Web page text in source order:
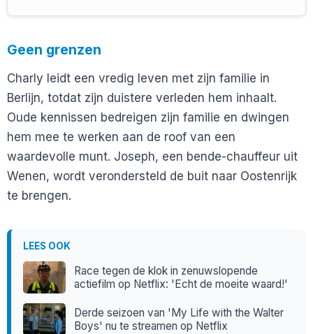
Geen grenzen
Charly leidt een vredig leven met zijn familie in
Berlijn, totdat zijn duistere verleden hem inhaalt.
Oude kennissen bedreigen zijn familie en dwingen
hem mee te werken aan de roof van een
waardevolle munt. Joseph, een bende-chauffeur uit
Wenen, wordt verondersteld de buit naar Oostenrijk
te brengen.
LEES OOK
Race tegen de klok in zenuwslopende
actiefilm op Netflix: 'Echt de moeite waard!'
Derde seizoen van 'My Life with the Walter
Boys' nu te streamen op Netflix